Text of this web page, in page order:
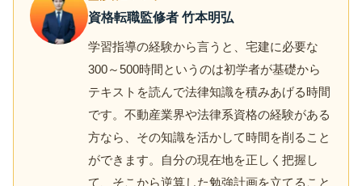
資格転職監修者 竹本明弘
学習指導の経験から言うと、宅建に必要な
300～500時間というのは初学者が基礎から
テキストを読んで法律知識を積みあげる時間
です。不動産業界や法律系資格の経験がある
方なら、その知識を活かして時間を削ること
ができます。自分の現在地を正しく把握し
て、そこから逆算した勉強計画を立てること